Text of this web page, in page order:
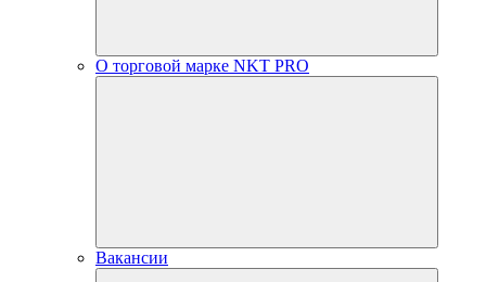
О торговой марке NKT PRO
Вакансии